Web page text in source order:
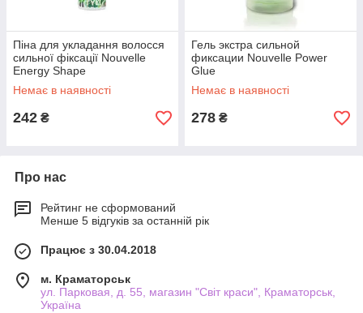
Піна для укладання волосся
сильної фіксації Nouvelle
Energy Shape
Немає в наявності
242 ₴
Гель экстра сильной
фиксации Nouvelle Power
Glue
Немає в наявності
278 ₴
Про нас
Рейтинг не сформований
Менше 5 відгуків за останній рік
Працює з 30.04.2018
м. Краматорськ
ул. Парковая, д. 55, магазин "Світ краси", Краматорськ,
Україна